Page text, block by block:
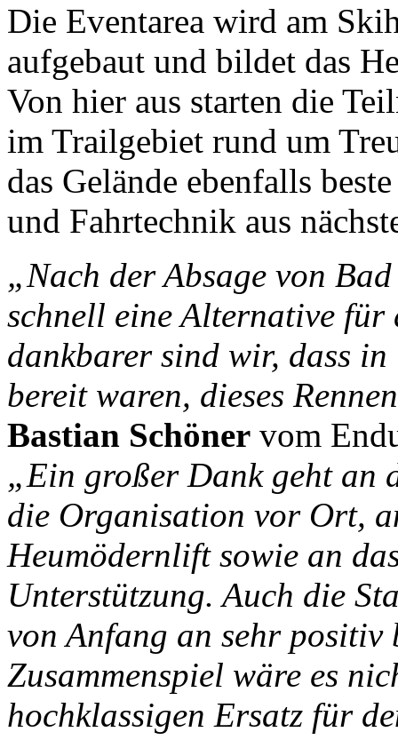
Die Eventarea wird am
aufgebaut und bildet das
Von hier aus starten die
im Trailgebiet rund um
das Gelände ebenfalls
und Fahrtechnik aus
„Nach der Absage von
schnell eine Alternative für
dankbarer sind wir, dass
bereit waren, dieses
Bastian Schöner vom
„Ein großer Dank geht an
die Organisation vor Ort,
Heumödernlift sowie an
Unterstützung. Auch die
von Anfang an sehr positiv
Zusammenspiel wäre es
hochklassigen Ersatz für